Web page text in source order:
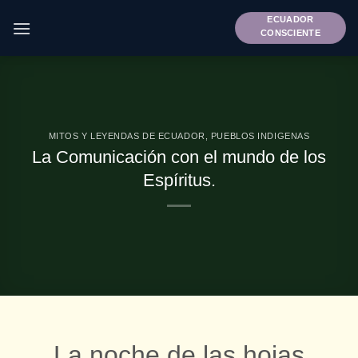
ECUADOR
CONSCIENTE
MITOS Y LEYENDAS DE ECUADOR PUEBLOS INDIGENAS
La Comunicación con el mundo de los
Espíritus.